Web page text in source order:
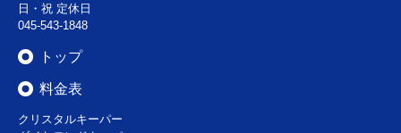
日・祝 定休日
045-543-1848
トップ
料金表
クリスタルキーパー